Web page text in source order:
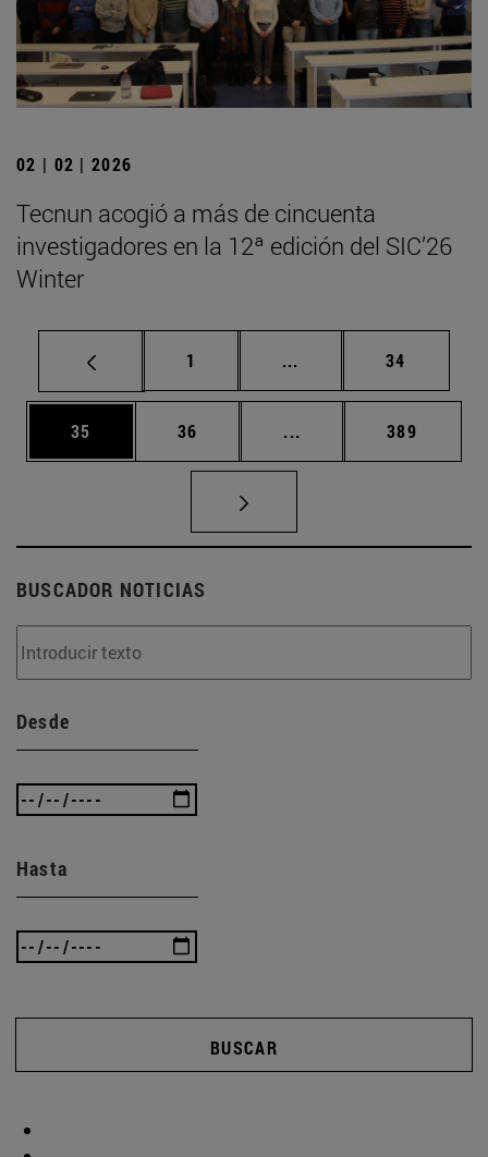
02 | 02 | 2026
Tecnun acogió a más de cincuenta
investigadores en la 12ª edición del SIC’26
Winter
Página
1 ... Páginas intermedias
Página
34
Página
35 Página
36 ... Páginas intermedias
Página
389
BUSCADOR NOTICIAS
Desde
Hasta
BUSCAR